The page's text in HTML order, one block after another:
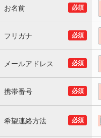
必須
お名前
必須
フリガナ
必須
メールアドレス
必須
携帯番号
必須
希望連絡方法